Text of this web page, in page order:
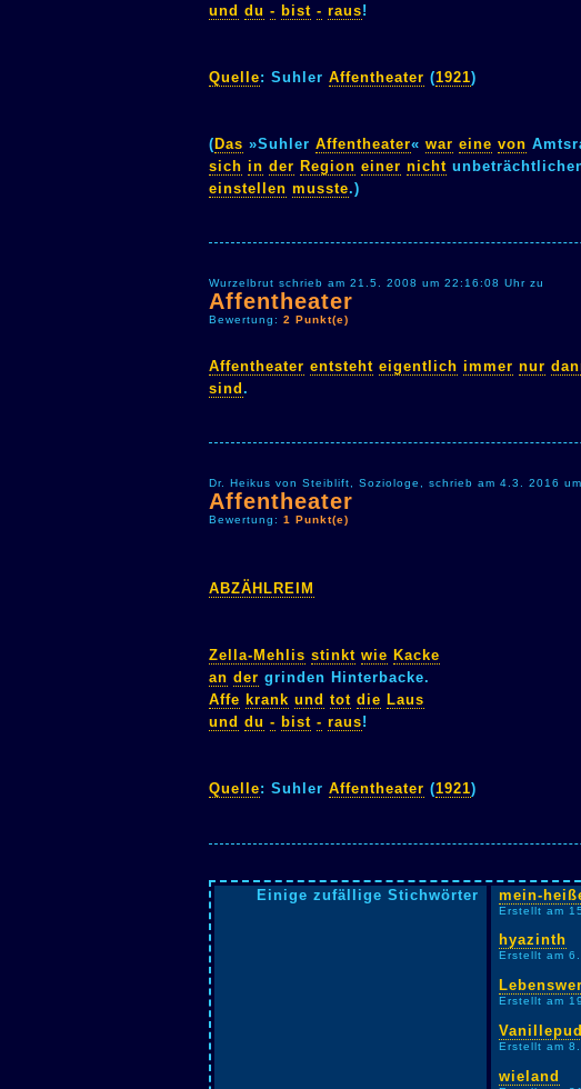
und du - bist - raus!
Quelle: Suhler Affentheater (1921)
( Das »Suhler Affentheater« war eine von
sich in der Region einer nicht
einstellen musste.)
Wurzelbrut schrieb am 21.5. 2008 um 22:16:08 Uhr zu
Affentheater
Bewertung: 2 Punkt(e)
Affentheater entsteht eigentlich immer nur
sind .
Dr. Heikus von Steiblift, Soziologe, schrieb am 4.3. 2016
Affentheater
Bewertung: 1 Punkt(e)
ABZÄHLREIM
Zella-Mehlis stinkt wie Kacke
an der grinden Hinterbacke.
Affe krank und tot die Laus
und du - bist - raus!
Quelle: Suhler Affentheater (1921)
Einige zufällige Stichwörter mein-
Erstellt am
hyazinth
Erstellt am
Erstellt am
Erstellt am
wieland